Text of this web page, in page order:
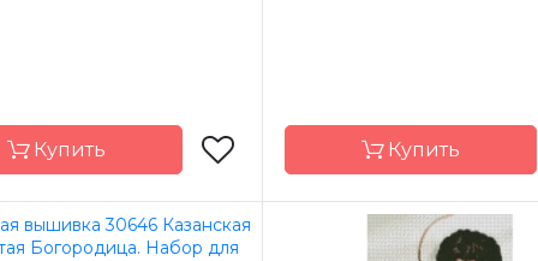
Купить Купить